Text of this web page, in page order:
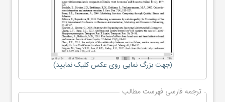
(جهت بزرگ نمایی روی عکس کلیک نمایید)
ترجمه فارسی فهرست مطالب